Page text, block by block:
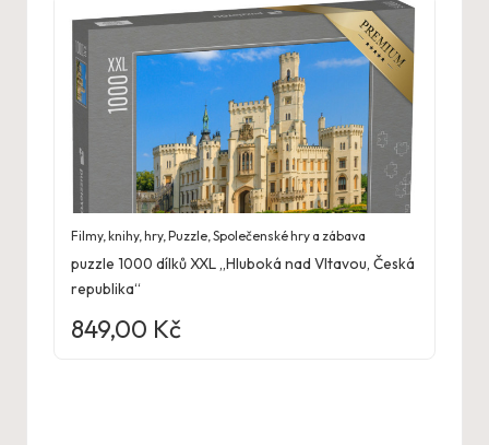
Filmy, knihy, hry,Puzzle ,Společenské hry a zábava
puzzle 1000 dílků XXL „Hluboká nad Vltavou, Česká
republika“
849,00 Kč